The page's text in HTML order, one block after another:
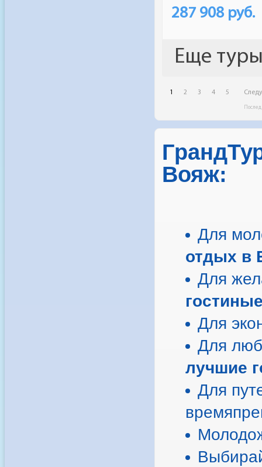
Вояж:
Для
отдых в
Для
Для
Для
лучшие
Для